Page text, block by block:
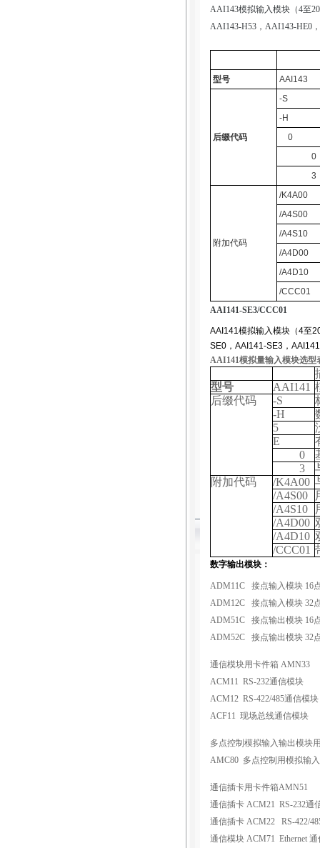
AAI143模拟输入模块（4至
AAI143-H53，AAI143-HE0
型号 AAI143
后缀代码
-S
-H
0
0
3
附加代码
/K4A00
/A4S00
/A4S10
/A4D00
/A4D10
/CCC01
AAI141-SE3/CCC01
AAI141模拟输入模块（4至
SE0，AAI141-SE3，
AAI141模拟量输入模块选型
型号
AAI141
后缀代码
-S
-H
5
E
0
3
附加代码
/K4A00
/A4S00
/A4S10
/A4D00
/A4D10
/CCC01
数字输出模块：
ADM11C 接点输入模块 16
ADM12C 接点输入模块 32
ADM51C 接点输出模块 16
ADM52C 接点输出模块 32
通信模块用卡件箱 AMN33
ACM11 RS-232通信模块
ACM12 RS-422/485通信模块
ACF11 现场总线通信模块
多点控制模拟输入输出模块
AMC80 多点控制用模拟输
通信插卡用卡件箱AMN51
通信插卡 ACM21 RS-232通
通信插卡 ACM22 RS-422/
通信模块 ACM71 Ethernet 通